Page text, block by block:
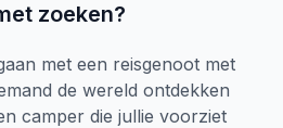
zoeken?
met een reisgenoot met
de wereld ontdekken
camper die jullie voorziet